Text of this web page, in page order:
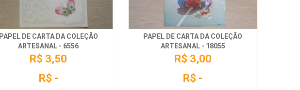
PAPEL DE CARTA DA COLEÇÃO
ARTESANAL - 6556
R$ 3,50
R$ -
PAPEL DE CARTA DA COLEÇÃO
ARTESANAL - 18055
R$ 3,00
R$ -